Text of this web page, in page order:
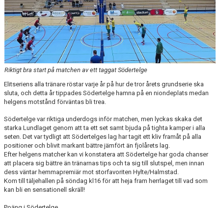
Riktigt bra start på matchen av ett taggat Södertelge
Elitseriens alla tränare röstar varje år på hur de tror årets grundserie ska
sluta, och detta år tippades Södertelge hamna på en niondeplats medan
helgens motstånd förväntas bli trea.
Södertelge var riktiga underdogs inför matchen, men lyckas skaka det
starka Lundlaget genom att ta ett set samt bjuda på tighta kamper i alla
seten. Det var tydligt att Södertelges lag har tagit ett kliv framåt på alla
positioner och blivit markant bättre jämfört än fjolårets lag.
Efter helgens matcher kan vi konstatera att Södertelge har goda chanser
att placera sig bättre än tränarnas tips och ta sig till slutspel, men innan
dess väntar hemmapremiär mot storfavoriten Hylte/Halmstad.
Kom till täljehallen på söndag kl16 för att heja fram herrlaget till vad som
kan bli en sensationell skräll!